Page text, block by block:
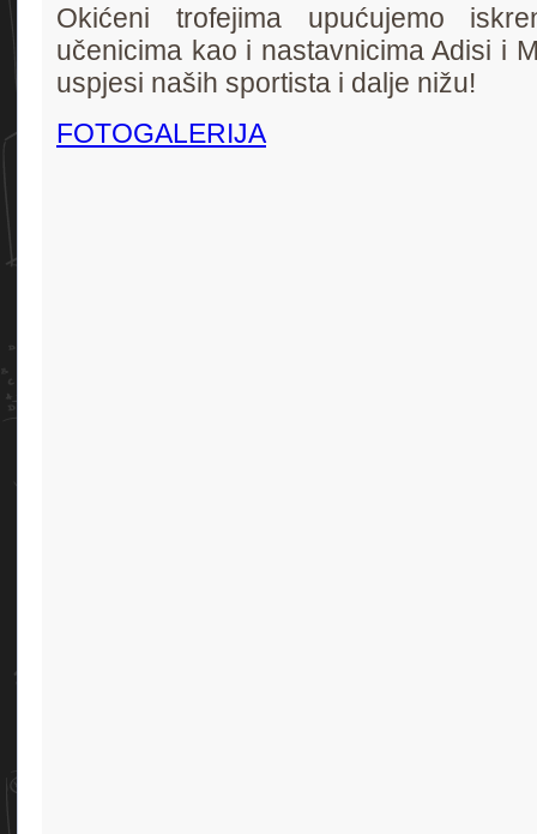
Okićeni trofejima upućujemo
učenicima kao i nastavnicima Adisi i
uspjesi naših sportista i dalje nižu!
FOTOGALERIJA